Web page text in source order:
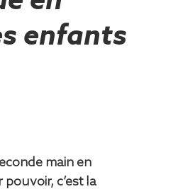
enfants
main en
c’est la